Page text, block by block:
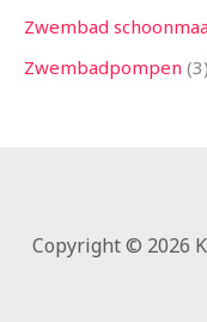
Zwembad
Zwembadpompen 3
Copyright © 2026